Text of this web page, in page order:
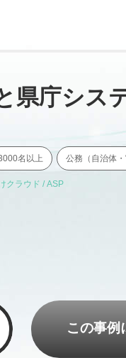
県庁シス
名以上 公務（自治体・
クラウド / ASP
この事例